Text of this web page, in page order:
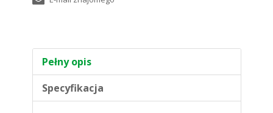
Pełny opis
Specyfikacja